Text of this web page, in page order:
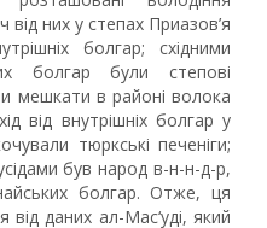
від них у степах Приазов’я
болгар; східними
болгар були степові
мешкати в районі волока
від внутрішніх болгар у
тюркські печеніги;
був народ в-н-н-д-р,
болгар. Отже, ця
від даних ал-Мас‘уді, який